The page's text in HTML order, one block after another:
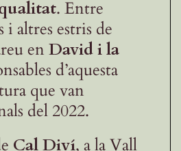
. Entre
i altres estris de
enDavid i la
d’aquesta
que van
del 2022.
Cal Diví, a la Vall